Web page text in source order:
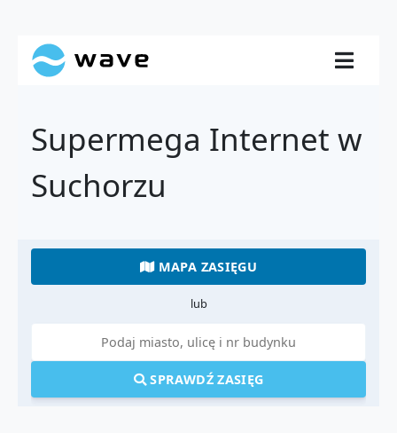
Supermega Internet w
Suchorzu
MAPA ZASIĘGU
lub
SPRAWDŹ ZASIĘG